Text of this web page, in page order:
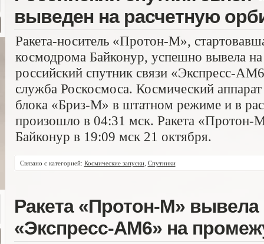
выведен на расчетную
Ракета-носитель «Протон-М»,
космодрома Байконур, успешно вывела
российский спутник связи «Экспресс-
служба Роскосмоса. Космический аппарат
блока «Бриз-М» в штатном режиме и в
произошло в 04:31 мск. Ракета «Протон-
Байконур в 19:09 мск 21 октября.
Связано с категорией: Космические запуски, Спутники
Ракета «Протон-М» вывела
«Экспресс-АМ6» на